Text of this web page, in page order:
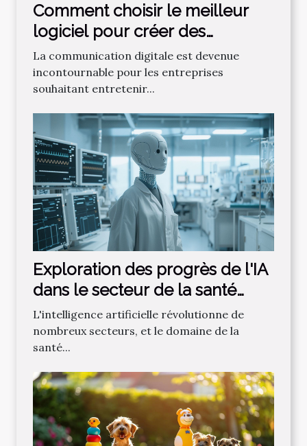
Comment choisir le meilleur
logiciel pour créer des
newsletters efficaces
La communication digitale est devenue
incontournable pour les entreprises
souhaitant entretenir...
Exploration des progrès de l'IA
dans le secteur de la santé
moderne
L'intelligence artificielle révolutionne de
nombreux secteurs, et le domaine de la
santé...